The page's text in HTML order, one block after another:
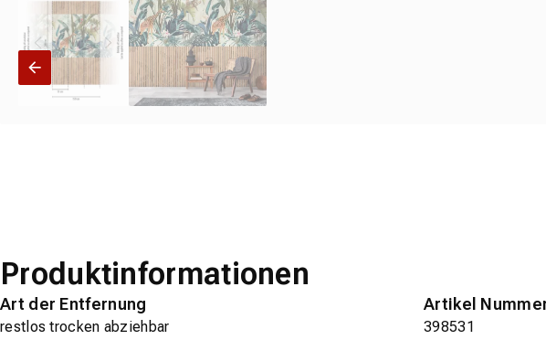
Produktinformationen
Art der Entfernung
restlos trocken abziehbar
Artikel
398531